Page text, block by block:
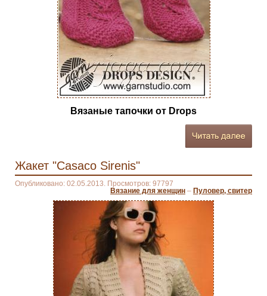
Вязаные тапочки от Drops
Жакет "Casaco Sirenis"
Опубликовано: 02.05.2013. Просмотров: 97797
Вязание для женщин – Пуловер, свитер